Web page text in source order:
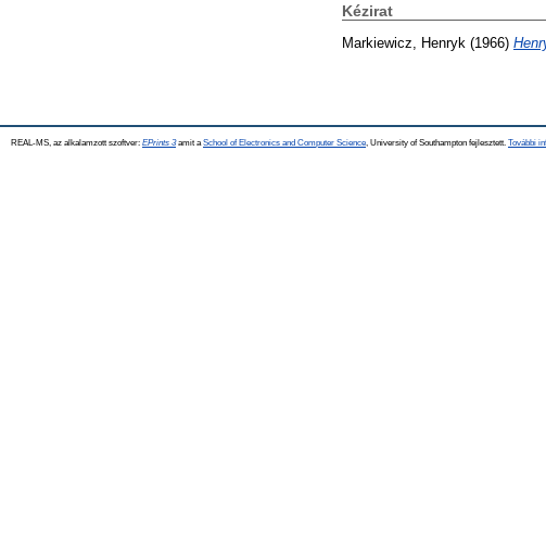
Kézirat
Markiewicz, Henryk (1966)
REAL-MS, az alkalamzott szoftver: EPrints 3amit a School of Electronics and Computer Science , University of Southampton fejlesztett. További